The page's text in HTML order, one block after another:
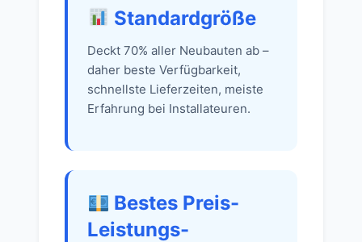
Standardgröße
Deckt 70% aller Neubauten ab –
daher beste Verfügbarkeit,
schnellste Lieferzeiten, meiste
Erfahrung bei Installateuren.
Bestes Preis-
Leistungs-